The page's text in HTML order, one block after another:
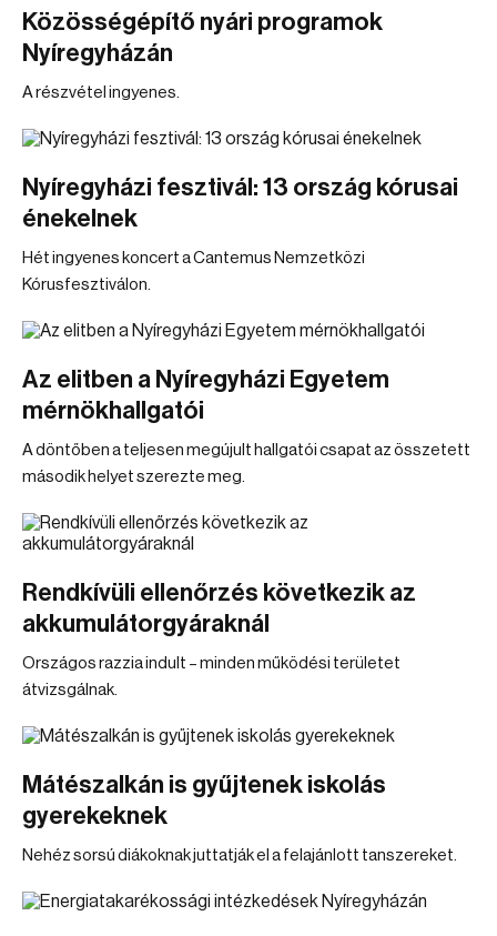
Közösségépítő nyári programok
Nyíregyházán
A részvétel ingyenes.
Nyíregyházi fesztivál: 13 ország kórusai
énekelnek
Hét ingyenes koncert a Cantemus Nemzetközi
Kórusfesztiválon.
Az elitben a Nyíregyházi Egyetem
mérnökhallgatói
A döntőben a teljesen megújult hallgatói csapat az összetett
második helyet szerezte meg.
Rendkívüli ellenőrzés következik az
akkumulátorgyáraknál
Országos razzia indult – minden működési területet
átvizsgálnak.
Mátészalkán is gyűjtenek iskolás
gyerekeknek
Nehéz sorsú diákoknak juttatják el a felajánlott tanszereket.